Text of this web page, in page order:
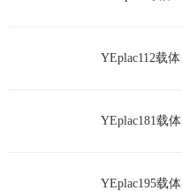
YEplac112载体
YEplac181载体
YEplac195载体